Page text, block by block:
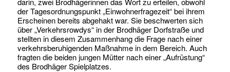
der Tagesordnungspunkt „Einwohnerfragezeit“ bei ihrem
Erscheinen bereits abgehakt war. Sie beschwerten sich
über „Verkehrsrowdys“ in der Brodhäger Dorfstraße und
stellten in diesem Zusammenhang die Frage nach einer
verkehrsberuhigenden Maßnahme in dem Bereich. Auch
fragten die beiden jungen Mütter nach einer „Aufrüstung“
des Brodhäger Spielplatzes.